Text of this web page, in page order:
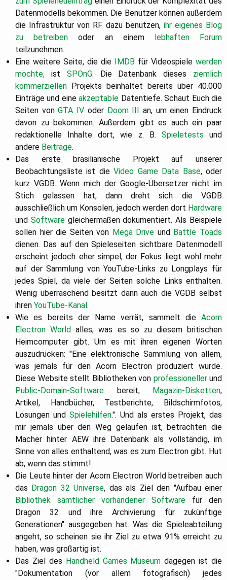
Datenmodells bekommen. Die Benutzer können außerdem
die Infrastruktur von RF dazu benutzen, ihr eigenes Blog
zu betreiben oder an einem lebhaften Forum
teilzunehmen.
Eine weitere Seite, die die IMDB für Videospiele werden
möchte, ist SPOnG. Die Datenbank dieses ziemlich
kommerziellen Projekts beinhaltet bereits über 40.000
Einträge und eineakzeptable Datentiefe. Schaut Euch die
Seiten vonGTA IV oder Doom III an, um einen Eindruck
davon zu bekommen. Außerdem gibt es auch ein paar
redaktionelle Inhalte dort, wie z. B. Spieletests und
andere Beiträge.
Das erste brasilianische Projekt auf unserer
Beobachtungsliste ist dieVideo Game Data Base, oder
kurz VGDB. Wenn mich der Google-Übersetzer nicht im
Stich gelassen hat, dann dreht sich die VGDB
ausschließlich um Konsolen, jedoch werden dort Hardware
und Software gleichermaßen dokumentiert. Als Beispiele
sollen hier die Seiten von Mega Drive und Battle Toads
dienen. Das auf den Spieleseiten sichtbare Datenmodell
erscheint jedoch eher simpel, der Fokus liegt wohl mehr
auf der Sammlung von YouTube-Links zu Longplays für
jedes Spiel, da viele der Seiten solche Links enthalten.
Wenig überraschend besitzt dann auch die VGDB selbst
ihren YouTube-Kanal.
Wie es bereits der Name verrät, sammelt die Acorn
Electron World alles, was es so zu diesem britischen
Heimcomputer gibt. Um es mit ihren eigenen Worten
auszudrücken: "Eine elektronische Sammlung von allem,
was jemals für den Acorn Electron produziert wurde.
Diese Website stellt Bibliotheken von professionellerund
Public-Domain-Software bereit, Magazin-Disketten,
Artikel, Handbücher, Testberichte, Bildschirmfotos,
Lösungen und Spielehilfen.". Und als erstes Projekt, das
mir jemals über den Weg gelaufen ist, betrachten die
Macher hinter AEW ihre Datenbank als vollständig, im
Sinne von alles enthaltend, was es zum Electron gibt. Hut
ab, wenn das stimmt!
Die Leute hinter der Acorn Electron World betreiben auch
das Dragon 32 Universe, das als Ziel den "Aufbau einer
Bibliothek sämtlicher vorhandener Software für den
Dragon 32 und ihre Archivierung für zukünftige
Generationen" ausgegeben hat. Was die Spieleabteilung
angeht, so scheinen sie ihr Ziel zu etwa 91% erreicht zu
haben, was großartig ist.
Das Ziel des Handheld Games Museum dagegen ist die
"Dokumentation (vor allem fotografisch) jedes